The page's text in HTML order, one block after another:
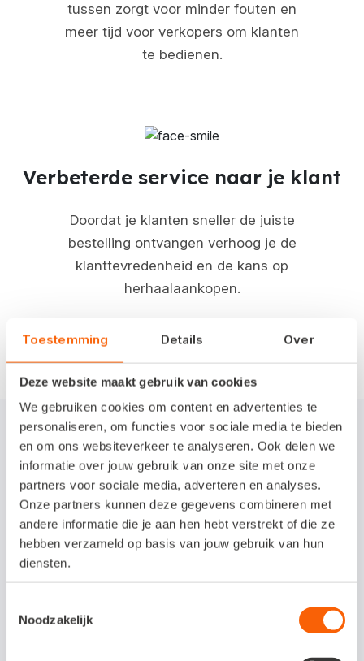
Toestemming Details Over
Deze website maakt gebruik van cookies
We gebruiken cookies om content en advertenties te
personaliseren, om functies voor sociale media te bieden
en om ons websiteverkeer te analyseren. Ook delen we
informatie over jouw gebruik van onze site met onze
partners voor sociale media, adverteren en analyses.
Onze partners kunnen deze gegevens combineren met
andere informatie die je aan hen hebt verstrekt of die ze
hebben verzameld op basis van jouw gebruik van hun
diensten.
Noodzakelijk
tussen zorgt voor minder fouten en
meer tijd voor verkopers om klanten
te bedienen.
Verbeterde service naar je klant
Doordat je klanten sneller de juiste
bestelling ontvangen verhoog je de
klanttevredenheid en de kans op
herhaalaankopen.